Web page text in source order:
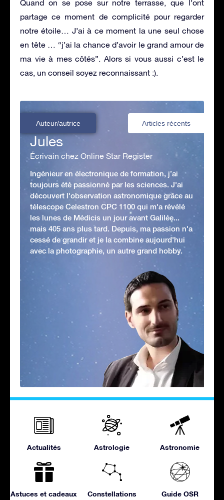
Quand on se pose sur notre terrasse, que l’ont
partage ce moment de complicité pour regarder
notre étoile… J’ai à ce moment la une seul chose
en tête … “j’ai la chance d’avoir le grand amour de
ma vie à mes côtés”. Alors si vous aussi c’est le
cas, un conseil soyez reconnaissant :).
Auteur/autrice Articles récents
Jules
Écrivain chez Online Star Register
Ingénieur en électronique de formation, j’ai
toujours été passionné par les sciences. J'ai
découvert l'observation astronomique grâce au
télescope Celestron CPC 1100 qui m'a révélé
les lunes de Médicis un jour avant Galilée...
mais 405 ans plus tard. Depuis, ma passion n'a
cessé de grandir et je la combine aujourd'hui
avec la photographie, un autre grand hobby.
Actualités Astrologie Astronomie
Astuces et cadeaux Constellations Guide OSR